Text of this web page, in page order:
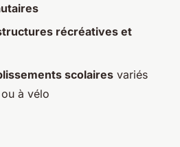
récréatives et
scolaires variés
à vélo